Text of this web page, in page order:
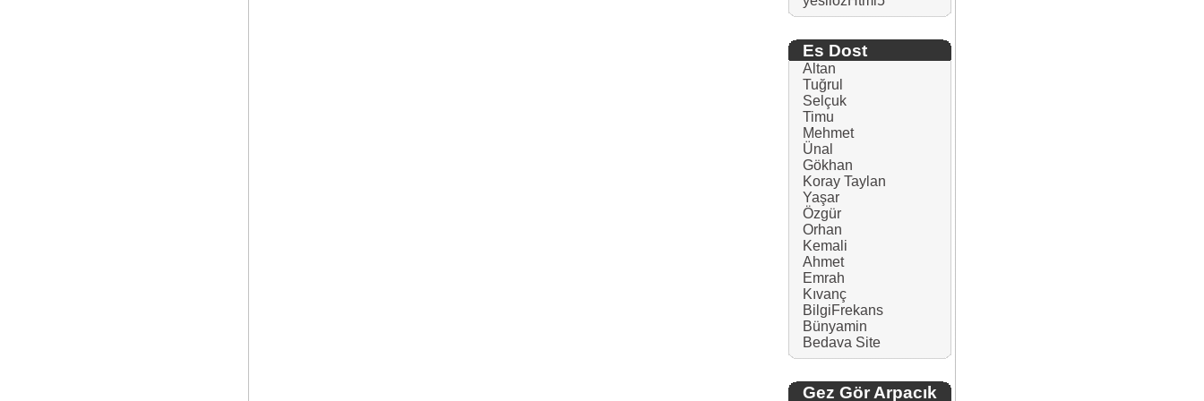
Es Dost
Altan
Tuğrul
Selçuk
Timu
Mehmet
Ünal
Gökhan
Koray Taylan
Yaşar
Özgür
Orhan
Kemali
Ahmet
Emrah
Kıvanç
BilgiFrekans
Bünyamin
Bedava Site
Gez Gör Arpacık